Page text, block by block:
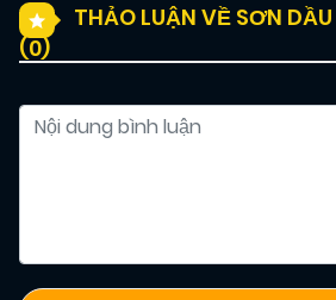
THẢO LUẬN VỀ SƠN
(0)